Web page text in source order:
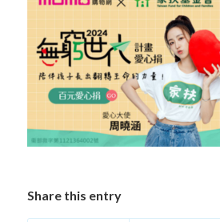
Share this entry